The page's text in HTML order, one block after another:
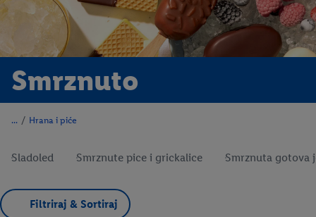
Smrznuto
/ Hrana i piće
Sladoled Smrznute pice i grickalice Smrznuta gotova
Filtriraj & Sortiraj